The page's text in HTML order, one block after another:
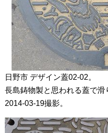
日野市 デザイン蓋02-02。
長島鋳物製と思われる蓋で滑
2014-03-19撮影。